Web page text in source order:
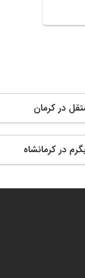
در کرمان
در کرمانشاه